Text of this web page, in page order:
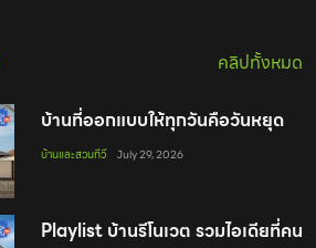
คลิปทั้งหมด
บ้านที่ออกแบบให้ทุกวันคือวันหยุด
บ้านและสวนทีวี July 29, 2026
Playlist บ้านรีโนเวต รวมไอเดียที่คน